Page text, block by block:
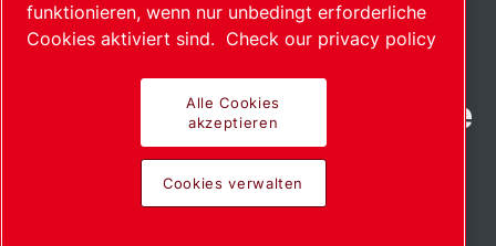
Fortschrittliche Produkte
mit Leidenschaft
bereitgestellt.
funktionieren, wenn nur unbedingt erforderliche
Cookies aktiviert sind. Check our privacy policy
Alle Cookies
akzeptieren
Cookies verwalten